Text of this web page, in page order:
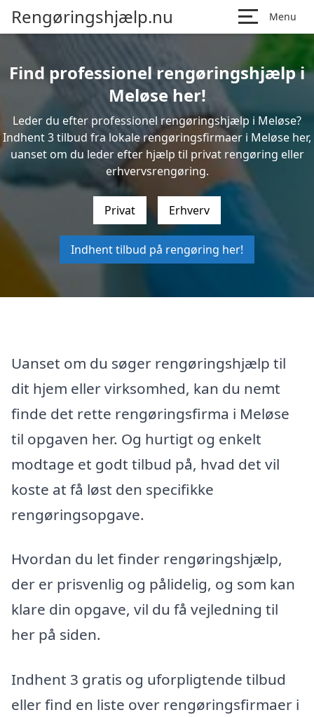
Rengøringshjælp.nu Menu
Find professionel rengøringshjælp i
Meløse her!
Leder du efter professionel rengøringshjælp i Meløse?
Indhent 3 tilbud fra lokale rengøringsfirmaer i Meløse her,
uanset om du leder efter hjælp til privat rengøring eller
erhvervsrengøring.
Privat Erhverv
Indhent tilbud på rengøring her!
Uanset om du søger rengøringshjælp til
dit hjem eller virksomhed, kan du nemt
finde det rette rengøringsfirma i Meløse
til opgaven her. Og hurtigt og enkelt
modtage et godt tilbud på, hvad det vil
koste at få løst den specifikke
rengøringsopgave.
Hvordan du let finder rengøringshjælp,
der er prisvenlig og pålidelig, og som kan
klare din opgave, vil du få vejledning til
her på siden.
Indhent 3 gratis og uforpligtende tilbud
eller find en liste over rengøringsfirmaer i